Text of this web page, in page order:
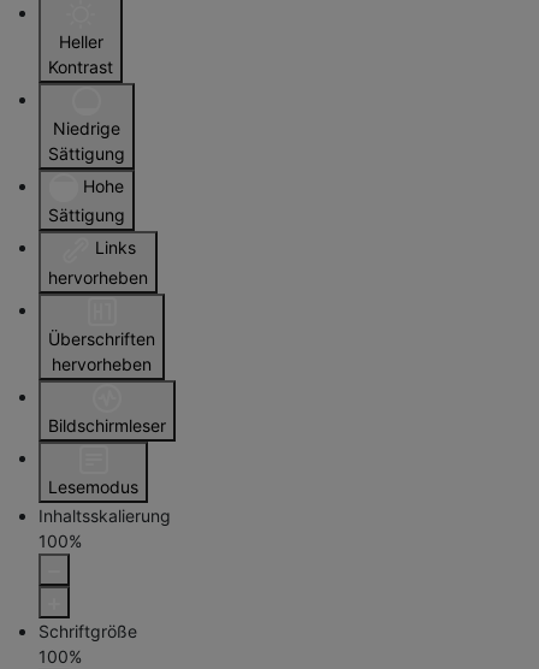
Heller
Kontrast
Niedrige
Sättigung
Hohe
Sättigung
Links
hervorheben
Überschriften
hervorheben
Bildschirmleser
Lesemodus
Inhaltsskalierung
100%
Schriftgröße
100%